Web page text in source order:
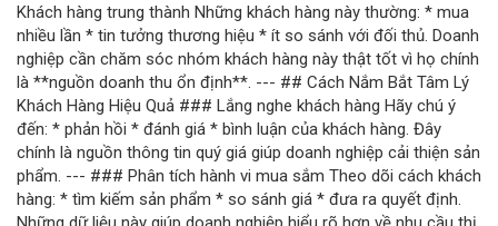
Khách hàng trung thành Những khách hàng này thường: * mua
nhiều lần * tin tưởng thương hiệu * ít so sánh với đối thủ. Doanh
nghiệp cần chăm sóc nhóm khách hàng này thật tốt vì họ chính
là **nguồn doanh thu ổn định**. --- ## Cách Nắm Bắt Tâm Lý
Khách Hàng Hiệu Quả ### Lắng nghe khách hàng Hãy chú ý
đến: * phản hồi * đánh giá * bình luận của khách hàng. Đây
chính là nguồn thông tin quý giá giúp doanh nghiệp cải thiện sản
phẩm. --- ### Phân tích hành vi mua sắm Theo dõi cách khách
hàng: * tìm kiếm sản phẩm * so sánh giá * đưa ra quyết định.